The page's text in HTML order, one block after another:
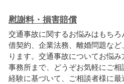
慰謝料・損害賠償
交通事故に関するお悩みはもちろ
借契約、企業法務、離婚問題な
ります。交通事故についてお悩
事務所まで、どうぞお気軽にご
経験に基づいて、ご相談者様に